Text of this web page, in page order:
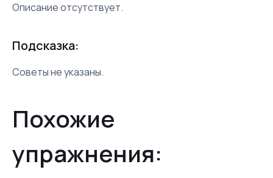
Описание отсутствует.
Подсказка:
Советы не указаны.
Похожие
упражнения: